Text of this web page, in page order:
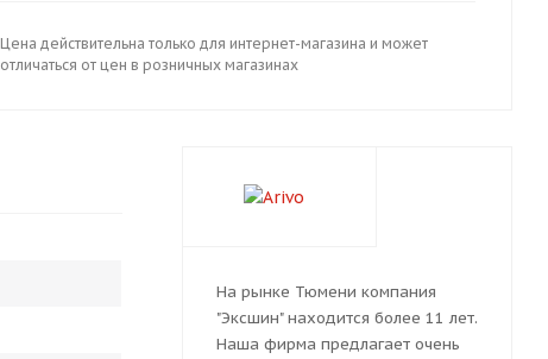
Цена действительна только для интернет-магазина и может
отличаться от цен в розничных магазинах
На рынке Тюмени компания
"Эксшин" находится более 11 лет.
Наша фирма предлагает очень